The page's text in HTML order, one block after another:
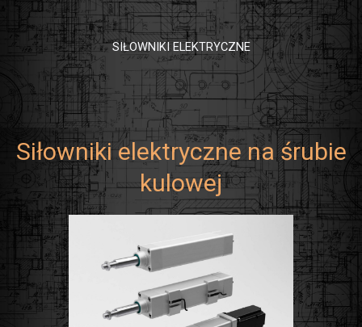
SIŁOWNIKI ELEKTRYCZNE
Siłowniki elektryczne na śrubie
kulowej